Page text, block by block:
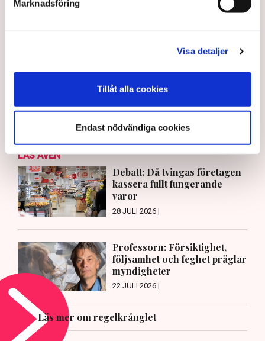
Marknadsföring
Visa detaljer
Tillåt alla cookies
Endast nödvändiga cookies
Norrköping
Anders Carlsson
Publicerad: 5 aug 2026, 11:24
6 aug 2026, 10:29
LÄS ÄVEN
Debatt: Då tvingas företagen
kassera fullt fungerande
varor
28 JULI 2026 |
Professorn: Försiktighet,
följsamhet och feghet präglar
myndigheter
22 JULI 2026 |
Läs mer om regelkrånglet